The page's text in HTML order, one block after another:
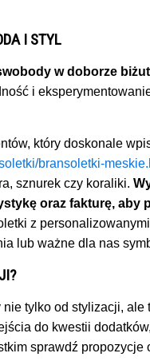
I STYL
w doborze
i
który doskonale
bransoletki-
sznurek czy koraliki.
oraz fakturę, aby
z
lub ważne dla nas
tylko od stylizacji, ale
do kwestii
sprawdź propozycje